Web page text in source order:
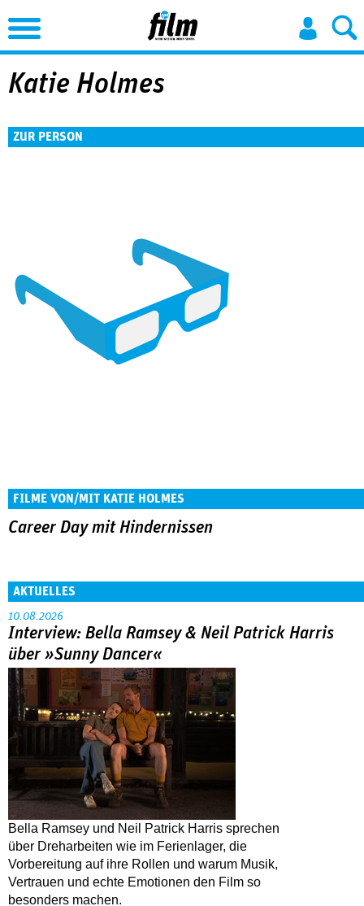
Jump to Navigation
Katie ­Holmes
ZUR PERSON
FILME VON/MIT KATIE ­HOLMES
Career Day mit Hindernissen
AKTUELLES
10.08.2026
Interview: Bella Ramsey & Neil Patrick Harris
über »Sunny Dancer«
Bella Ramsey und Neil Patrick Harris sprechen
über Dreharbeiten wie im Ferienlager, die
Vorbereitung auf ihre Rollen und warum Musik,
Vertrauen und echte Emotionen den Film so
besonders machen.